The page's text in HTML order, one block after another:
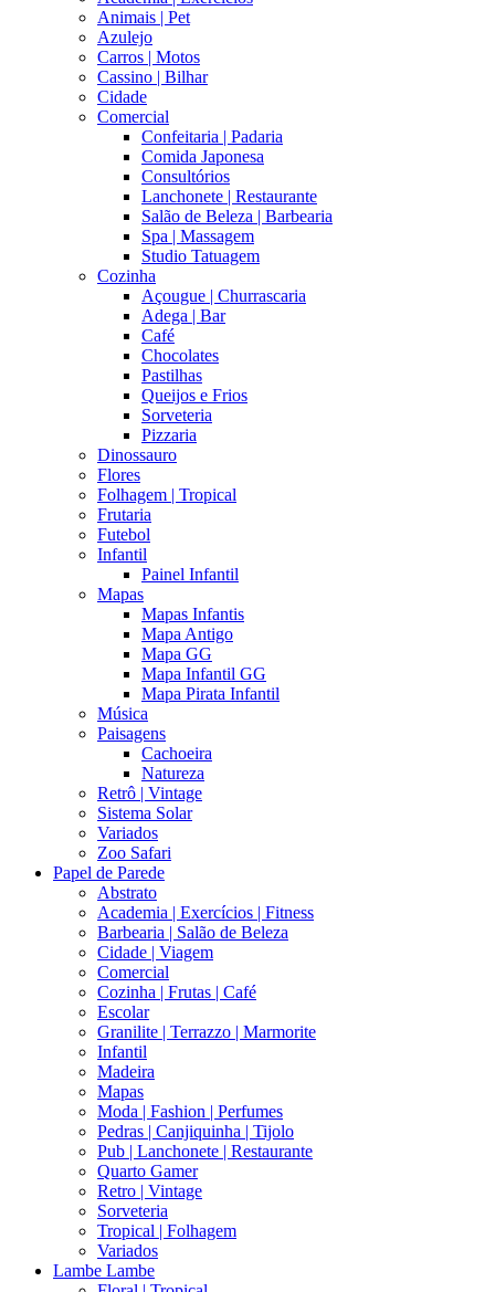
Animais | Pet
Azulejo
Carros | Motos
Cassino | Bilhar
Cidade
Comercial
Confeitaria | Padaria
Comida Japonesa
Consultórios
Lanchonete | Restaurante
Salão de Beleza | Barbearia
Spa | Massagem
Studio Tatuagem
Cozinha
Açougue | Churrascaria
Adega | Bar
Café
Chocolates
Pastilhas
Queijos e Frios
Sorveteria
Pizzaria
Dinossauro
Flores
Folhagem | Tropical
Frutaria
Futebol
Infantil
Painel Infantil
Mapas
Mapas Infantis
Mapa Antigo
Mapa GG
Mapa Infantil GG
Mapa Pirata Infantil
Música
Paisagens
Cachoeira
Natureza
Retrô | Vintage
Sistema Solar
Variados
Zoo Safari
Papel de Parede
Abstrato
Academia | Exercícios | Fitness
Barbearia | Salão de Beleza
Cidade | Viagem
Comercial
Cozinha | Frutas | Café
Escolar
Granilite | Terrazzo | Marmorite
Infantil
Madeira
Mapas
Moda | Fashion | Perfumes
Pedras | Canjiquinha | Tijolo
Pub | Lanchonete | Restaurante
Quarto Gamer
Retro | Vintage
Sorveteria
Tropical | Folhagem
Variados
Lambe Lambe